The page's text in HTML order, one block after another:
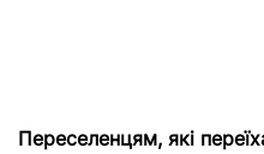
Переселенцям, які